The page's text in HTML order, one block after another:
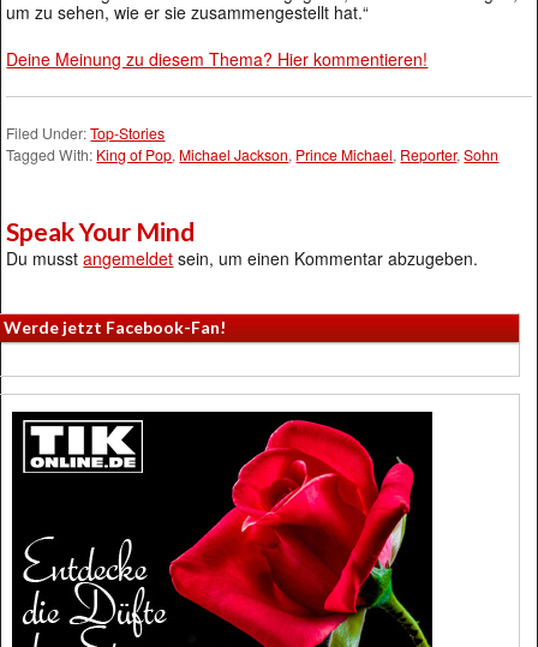
um zu sehen, wie er sie zusammengestellt hat.“
Deine Meinung zu diesem Thema? Hier kommentieren!
Filed Under:Top-Stories
Tagged With: King of Pop, Michael Jackson, Prince Michael, Reporter,Sohn
Speak Your Mind
Du musstangemeldet sein, um einen Kommentar abzugeben.
Werde jetzt Facebook-Fan!